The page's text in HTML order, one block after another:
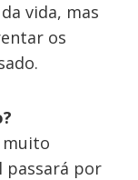
vida, mas
os
muito
passará por